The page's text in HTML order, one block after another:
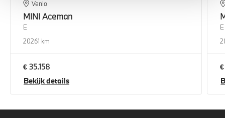
Venlo
MINIAceman
E
20261 km
€ 35.158
Bekijk details
E